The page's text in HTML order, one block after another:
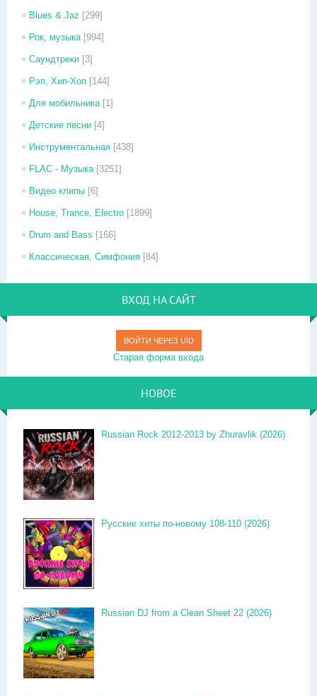
Blues & Jaz [299]
Рок, музыка [994]
Саундтреки [3]
Рэп, Хип-Хоп [144]
Для мобильника [1]
Детские песни [4]
Инструментальная [438]
FLAC - Музыка [3251]
Видео клипы [6]
House, Trance, Electro [1899]
Drum and Bass [166]
Классическая, Симфония [84]
ВХОД НА САЙТ
ВОЙТИ ЧЕРЕЗ UID
Старая форма входа
НОВОЕ
Russian Rock 2012-2013 by Zhuravlik (2026)
Русские хиты по-новому 108-110 (2026)
Russian DJ from a Clean Sheet 22 (2026)